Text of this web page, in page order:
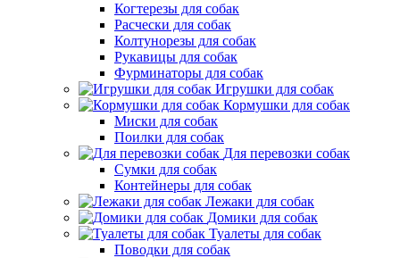
Когтерезы для собак
Расчески для собак
Колтунорезы для собак
Рукавицы для собак
Фурминаторы для собак
Игрушки для собак
Кормушки для собак
Миски для собак
Поилки для собак
Для перевозки собак
Сумки для собак
Контейнеры для собак
Лежаки для собак
Домики для собак
Туалеты для собак
Поводки для собак